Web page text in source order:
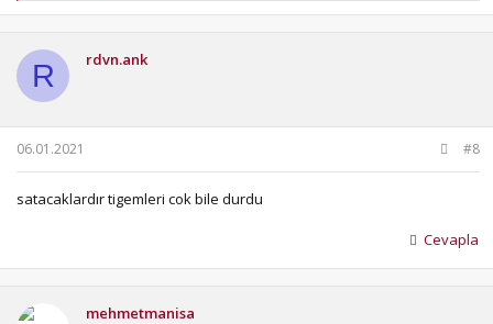
p
e
r
R rdvn.ank
06.01.2021 #8
satacaklardır tigemleri cok bile durdu
Cevapla
mehmetmanisa